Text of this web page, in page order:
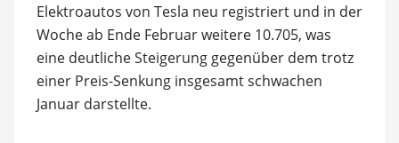
Elektroautos von Tesla neu registriert und in der
Woche ab Ende Februar weitere 10.705, was
eine deutliche Steigerung gegenüber dem trotz
einer Preis-Senkung insgesamt schwachen
Januar darstellte.